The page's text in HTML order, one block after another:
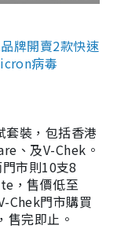
牌開賣2款快速
病毒
套裝，包括香港
、及V-Chek。
市則10支8
，售價低至
Chek門市購買
售完即止。